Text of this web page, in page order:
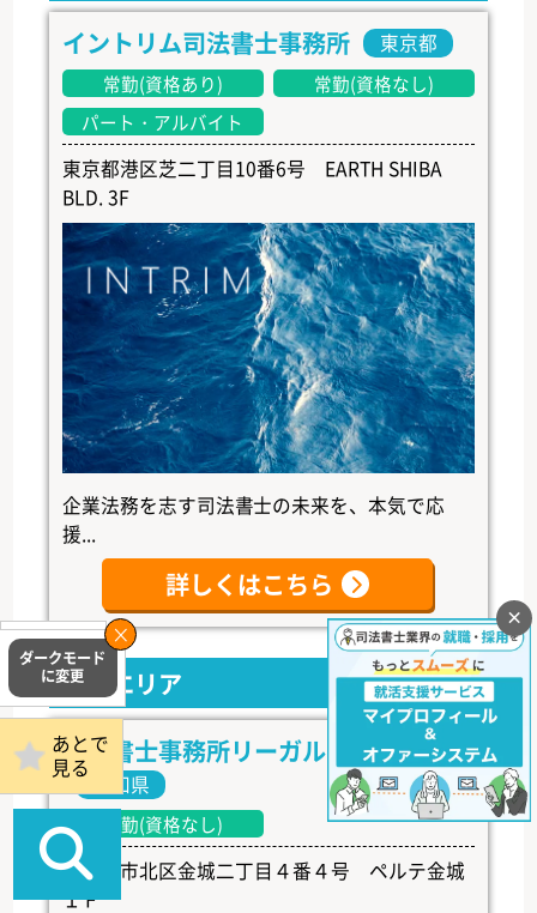
イントリム司法書士事務所
東京都
常勤(資格あり)
常勤(資格なし)
パート・アルバイト
東京都港区芝二丁目10番6号 EARTH SHIBA
BLD. 3F
企業法務を志す司法書士の未来を、本気で応
援...
詳しくはこちら
中部エリア
司法書士事務所リーガル・トラスト
愛知県
常勤(資格なし)
名古屋市北区金城二丁目４番４号 ペルテ金城
１Ｆ
×
あとで
見る
掲載事務所
ログイン